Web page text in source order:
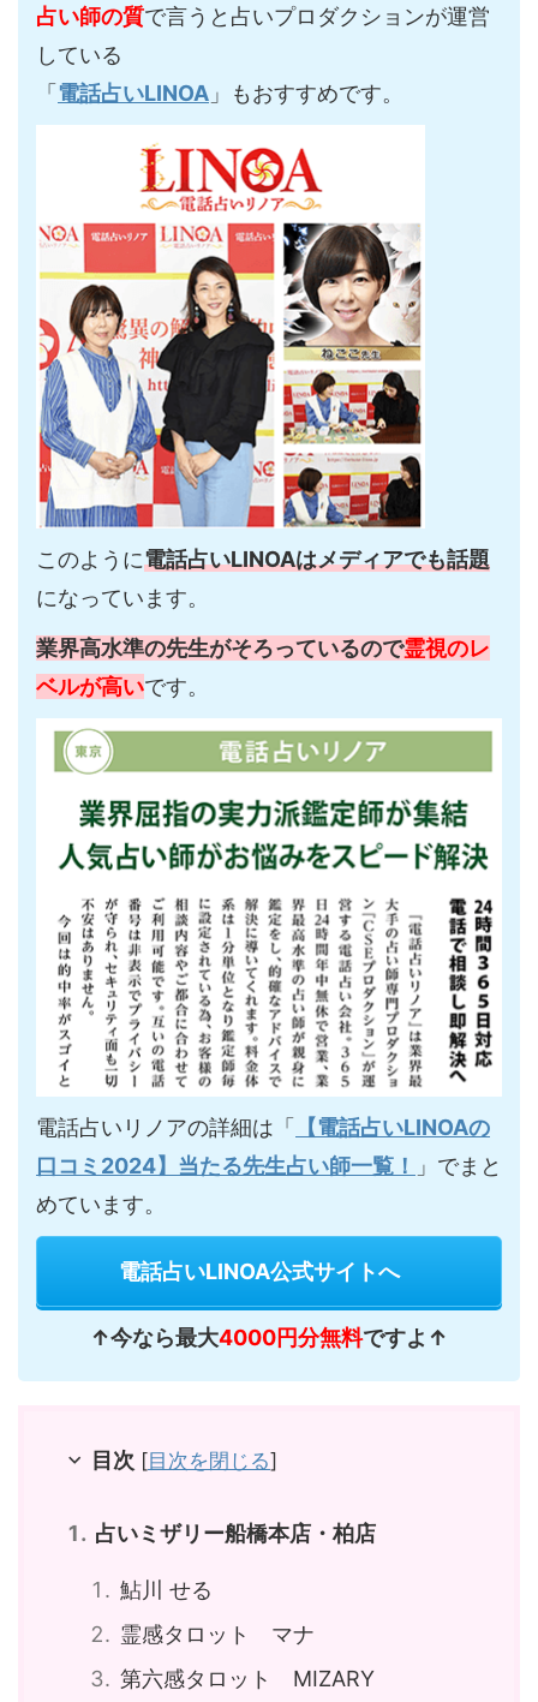
占い師の質で言うと占いプロダクションが運営
している
「電話占いLINOA 」もおすすめです。
このように電話占いLINOAはメディアでも話題
になっています。
業界高水準の先生がそろっているので霊視のレ
ベルが高いです。
電話占いリノアの詳細は「
【電話占いLINOAの
口コミ2024】当たる先生占い師一覧！
」でまと
めています。
電話占いLINOA公式サイトへ
↑今なら最大4000円分無料ですよ↑
目次 [目次を閉じる]
占いミザリー船橋本店・柏店
鮎川 せる
霊感タロット マナ
第六感タロット MIZARY